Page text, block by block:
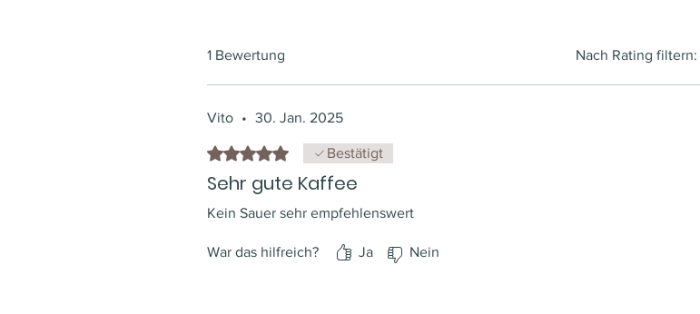
1 Bewertung Nach Rating filtern:
Vito • 30. Jan. 2025
Mit 5 von 5 Sternen bewertet.
Bestätigt
Sehr gute Kaffee
Kein Sauer sehr empfehlenswert
War das hilfreich? Ja Nein